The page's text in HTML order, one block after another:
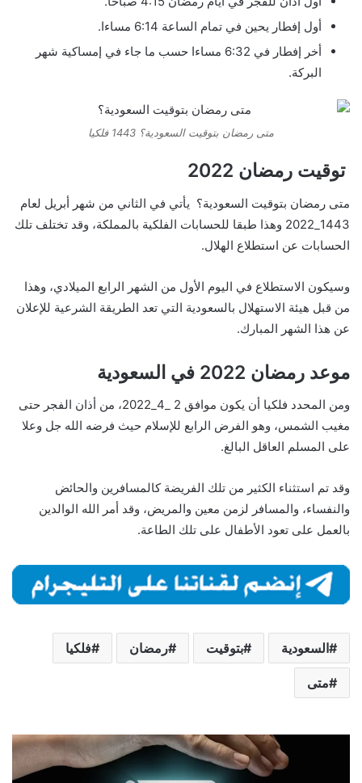
أول إفطار يحين في تمام الساعة 6:14 مساءا.
أخر إفطار في 6:32 مساءا حسب ما جاء في إمساكية شهر
البركة.
متى رمضان بتوقيت السعودية؟ 1443 فلكيا
توقيت رمضان 2022
متى رمضان بتوقيت السعودية؟ يأتي في الثاني من شهر أبريل لعام
1443_2022 وهذا طبقا للحسابات الفلكية بالمملكة، وقد تختلف تلك
الحسابات عن استطلاع الهلال.
وسيكون الاستطلاع في اليوم الأول من الشهر الرابع الميلادي، وهذا
من قبل هيئة الاستهلال بالسعودية التي تعد الطريقة الشرعية للإعلان
عن هذا الشهر المبارك.
موعد رمضان 2022 في السعودية
ومن المحدد فلكيا أن يكون موافق 2 _4_2022، من أذان الفجر حتى
مغيب الشمس، وهو الفرض الرابع للإسلام حيث فرضه الله جل وعلا
على المسلم العاقل البالغ.
وقد تم استثناء الكثير من تلك الفريضة كالمسافرين والحائض
والنفساء، والمسافر لزمن معين والمريض، وقد أمر الله الوالدين
بالعمل على تعود الأطفال على تلك الطاعة.
السعودية بتوقيت رمضان فلكيا
متى